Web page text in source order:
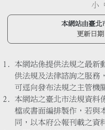
小
本網站由臺北
更新日期
本網站係提供法規之最新
供法規及法律諮詢之服務
可逕向發布法規之主管機
本網站之臺北市法規資料
檔或書面編排製作，若與
同，以本府公報刊載之資